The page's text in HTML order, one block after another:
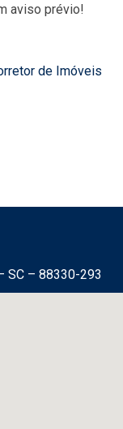
aviso prévio!
de Imóveis
SC – 88330-293